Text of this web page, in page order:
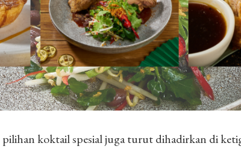
pilihan koktail spesial juga turut dihadirkan di